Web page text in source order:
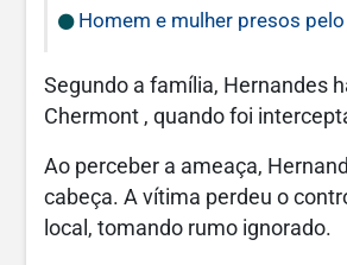
Homem e mulher presos
Segundo a família, Hernandes
Chermont , quando foi
Ao perceber a ameaça,
cabeça. A vítima perdeu o
local, tomando rumo ignorado.